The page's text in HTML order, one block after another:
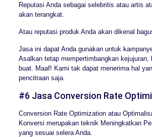
Reputasi Anda sebagai selebritis atau artis
akan terangkat.
Atau reputasi produk Anda akan dikenal
Jasa ini dapat Anda gunakan untuk
Asalkan tetap mempertimbangkan kejujuran,
buat. Maaf! Kami tak dapat menerima hal
pencitraan saja.
#6 Jasa Conversion Rate
Conversion Rate Optimization atau
Konversi merupakan teknik Meningkatkan
yang sesuai selera Anda.